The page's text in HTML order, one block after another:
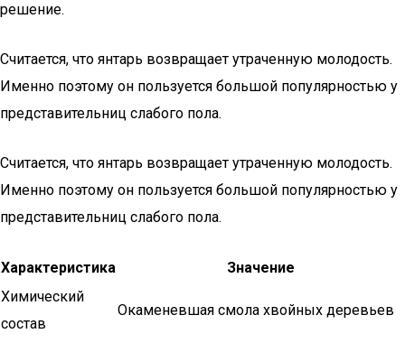
решение.
Считается, что янтарь возвращает утраченную молодость.
Именно поэтому он пользуется большой популярностью у
представительниц слабого пола.
Считается, что янтарь возвращает утраченную молодость.
Именно поэтому он пользуется большой популярностью у
представительниц слабого пола.
Характеристика
Значение
Химический
состав
Окаменевшая смола хвойных деревьев